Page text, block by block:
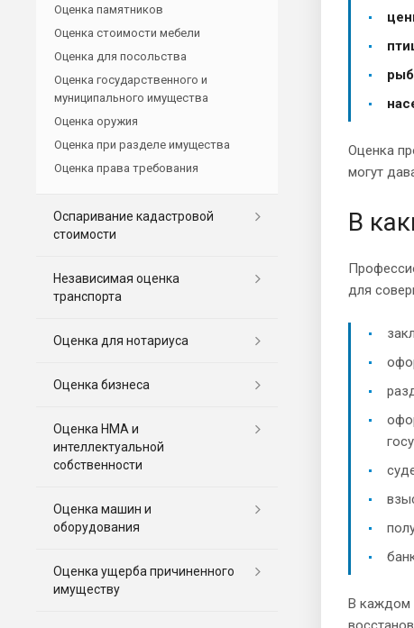
Оценка
могут
В
для
В каждом
Оценка памятников
Оценка стоимости мебели
Оценка для посольства
Оценка государственного и
муниципального имущества
Оценка оружия
Оценка при разделе имущества
Оценка права требования
Оспаривание кадастровой
стоимости
Независимая оценка
транспорта
Оценка для нотариуса
Оценка бизнеса
Оценка НМА и
интеллектуальной
собственности
Оценка машин и
оборудования
Оценка ущерба причиненного
имуществу